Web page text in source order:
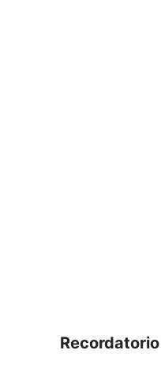
Recordatorio